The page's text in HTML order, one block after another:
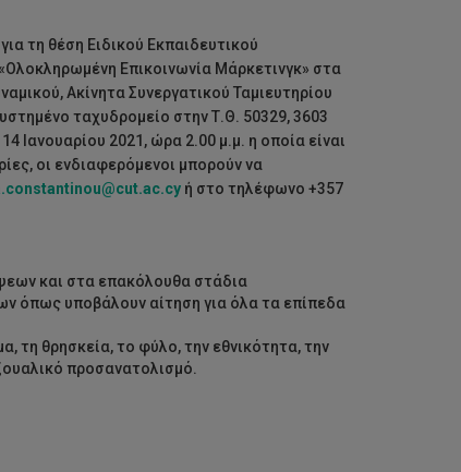
τη θέση Ειδικού Εκπαιδευτικού
Επικοινωνία Μάρκετινγκ» στα
Ακίνητα Συνεργατικού Ταμιευτηρίου
ταχυδρομείο στην Τ.Θ. 50329, 3603
Ιανουαρίου 2021, ώρα 2.00 μ.μ. η οποία είναι
οι ενδιαφερόμενοι μπορούν να
.constantinou@cut.ac.cyή στο τηλέφωνο +357
και στα επακόλουθα στάδια
όπως υποβάλουν αίτηση για όλα τα επίπεδα
τη θρησκεία, το φύλο, την εθνικότητα, την
προσανατολισμό.